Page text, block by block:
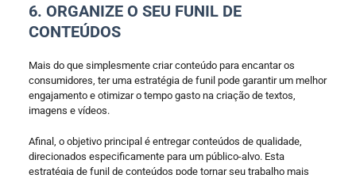
6. ORGANIZE O SEU FUNIL DE
CONTEÚDOS
Mais do que simplesmente criar conteúdo para encantar os
consumidores, ter uma estratégia de funil pode garantir um melhor
engajamento e otimizar o tempo gasto na criação de textos,
imagens e vídeos.
Afinal, o objetivo principal é entregar conteúdos de qualidade,
direcionados especificamente para um público-alvo. Esta
estratégia de funil de conteúdos pode tornar seu trabalho mais